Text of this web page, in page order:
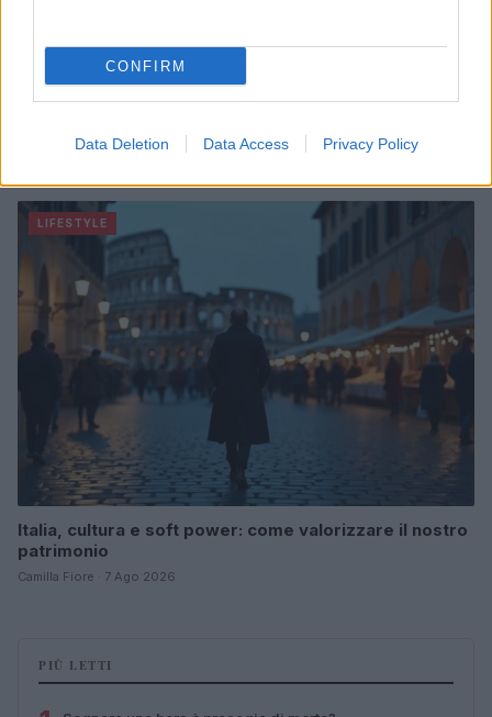
CONFIRM
Data Deletion Data Access Privacy Policy
su Amazon
LIFESTYLE
Italia, cultura e soft power: come valorizzare il nostro
patrimonio
Camilla Fiore · 7 Ago 2026
PIÙ LETTI